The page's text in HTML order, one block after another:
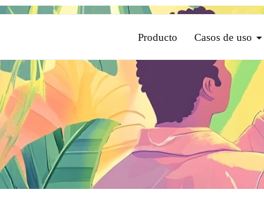
Producto Casos de uso